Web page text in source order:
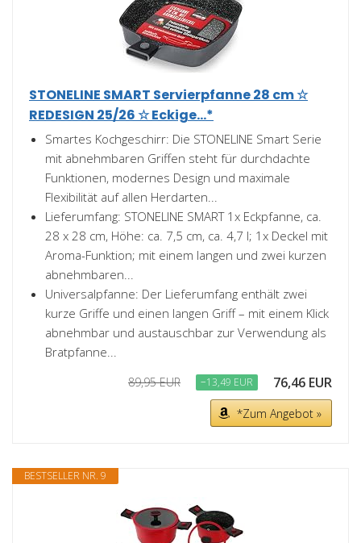
STONELINE SMART Servierpfanne 28 cm ☆
REDESIGN 25/26 ☆ Eckige...*
Smartes Kochgeschirr: Die STONELINE Smart Serie
mit abnehmbaren Griffen steht für durchdachte
Funktionen, modernes Design und maximale
Flexibilität auf allen Herdarten...
Lieferumfang: STONELINE SMART 1x Eckpfanne, ca.
28 x 28 cm, Höhe: ca. 7,5 cm, ca. 4,7 l; 1x Deckel mit
Aroma-Funktion; mit einem langen und zwei kurzen
abnehmbaren...
Universalpfanne: Der Lieferumfang enthält zwei
kurze Griffe und einen langen Griff – mit einem Klick
abnehmbar und austauschbar zur Verwendung als
Bratpfanne...
89,95 EUR −13,49 EUR 76,46 EUR
*Zum Angebot »
BESTSELLER NR. 9